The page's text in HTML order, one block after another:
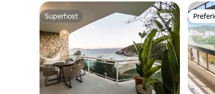
Superhost
Superhost